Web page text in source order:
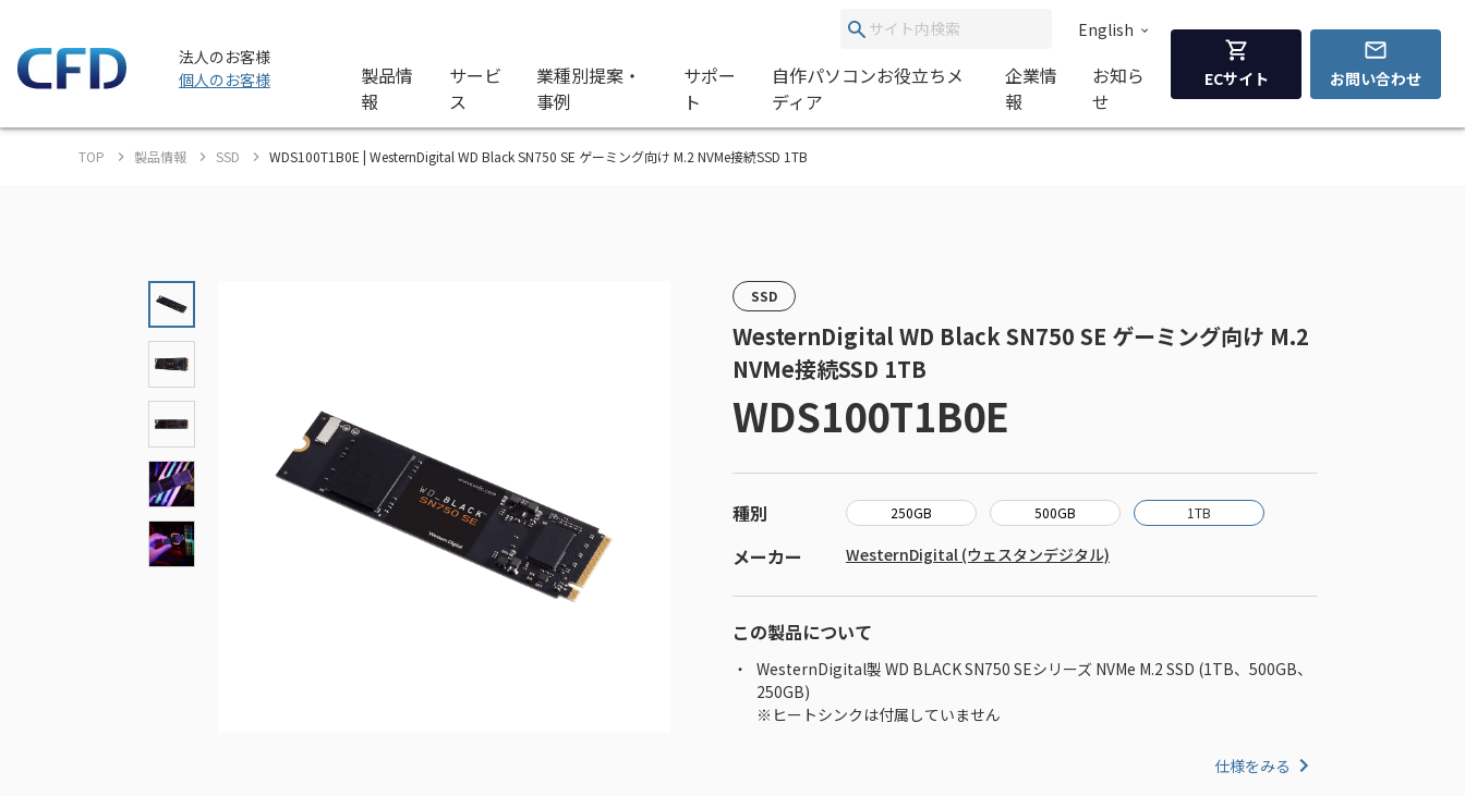
法人のお客様
個人のお客様
English
製品情
報
サービ
ス
業種別提案・
事例
サポー
ト
自作パソコンお役立ちメ
ディア
企業情
報
お知ら
せ
ECサイト お問い合わせ
TOP 製品情報 SSD WDS100T1B0E | WesternDigital WD Black SN750 SE ゲーミング向け M.2 NVMe接続SSD 1TB
SSD
WesternDigital WD Black SN750 SE ゲーミング向け M.2
NVMe接続SSD 1TB
WDS100T1B0E
種別 250GB 500GB 1TB
メーカー WesternDigital (ウェスタンデジタル)
この製品について
WesternDigital製 WD BLACK SN750 SEシリーズ NVMe M.2 SSD (1TB、500GB、
250GB)
※ヒートシンクは付属していません
仕様をみる